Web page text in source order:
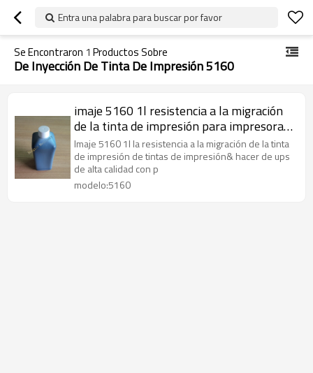
Entra una palabra para buscar por favor
Se Encontraron 1 Productos Sobre
De Inyección De Tinta De Impresión 5160
imaje 5160 1l resistencia a la migración
de la tinta de impresión para impresoras
de inyección de tinta
Imaje 5160 1l la resistencia a la migración de la tinta
de impresión de tintas de impresión& hacer de ups
de alta calidad con p
modelo:5160